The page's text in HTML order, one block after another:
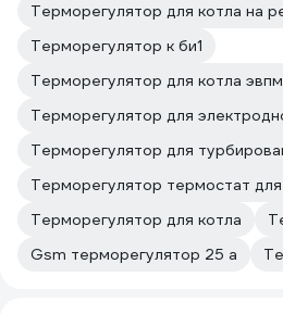
Терморегулятор для котла на
Терморегулятор к би1
Терморегулятор для котла эвпм
Терморегулятор для
Терморегулятор для
Терморегулятор термостат для
Терморегулятор для котла
Gsm терморегулятор 25 а